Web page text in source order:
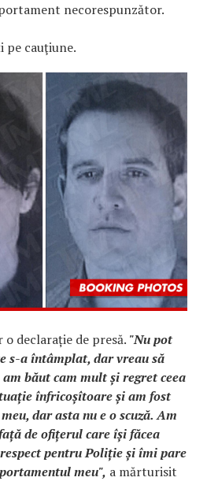
necorespunzător.
pe cauţiune.
declarație de presă. "Nu pot
s-a întâmplat, dar vreau să
băut cam mult și regret ceea
înfricoșîtoare și am fost
dar asta nu e o scuză. Am
de ofițerul care își făcea
pentru Poliție și îmi pare
meu", a mărturisit